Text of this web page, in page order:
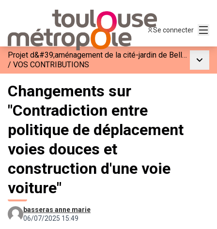
Se connecter
Projet d&#39;aménagement de la cité-jardin de Bellefontaine
/ VOS CONTRIBUTIONS
Changements sur
"Contradiction entre
politique de déplacement
voies douces et
construction d'une voie
voiture"
basseras anne marie
06/07/2025 15:49